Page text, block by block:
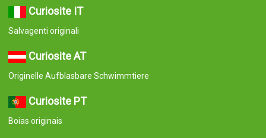
Curiosite IT
Salvagenti originali
Curiosite AT
Originelle Aufblasbare Schwimmtiere
Curiosite PT
Boias originais